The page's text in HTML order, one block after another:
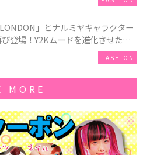
バケーキプレート」も登場
」とナルミヤキャラクター
登場！Y2Kムードを進化させた新
発売♪
FASHION
MORE